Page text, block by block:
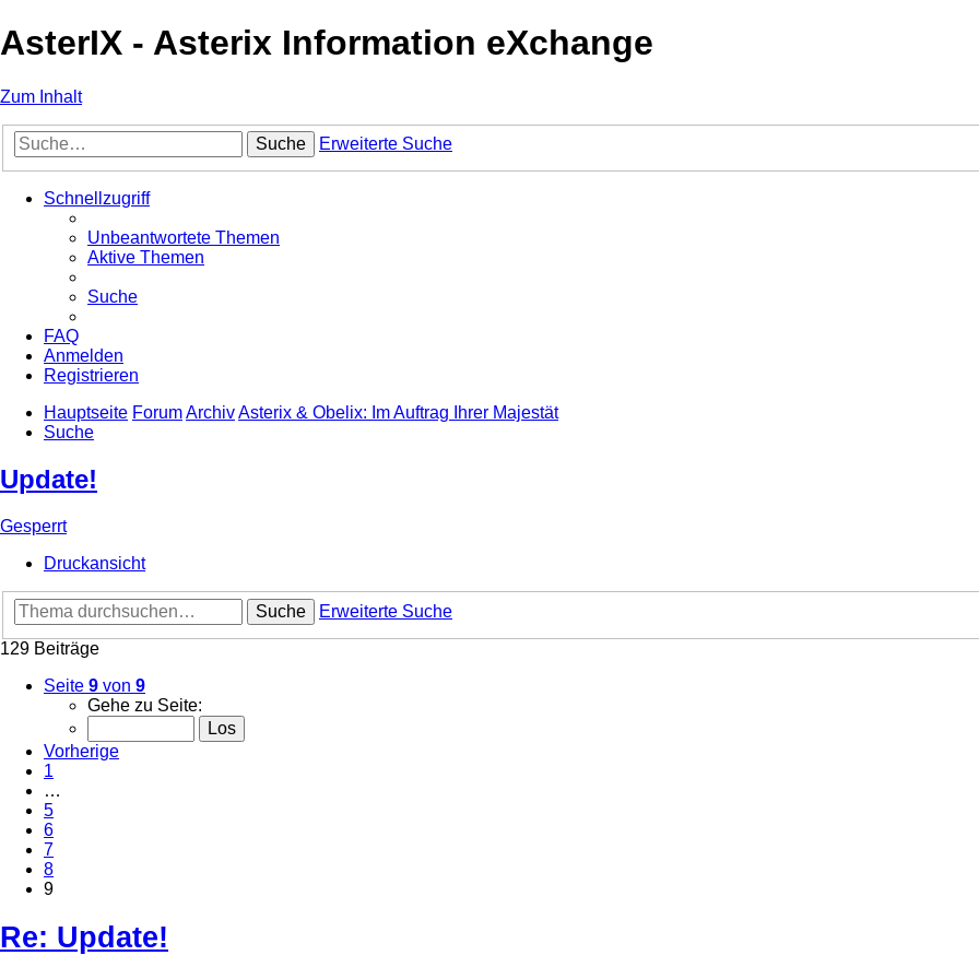
AsterIX - Asterix Information eXchange
Zum Inhalt
Suche Erweiterte Suche
Schnellzugriff
Unbeantwortete Themen
Aktive Themen
Suche
FAQ
Anmelden
Registrieren
Hauptseite ForumArchivAsterix & Obelix: Im Auftrag Ihrer Majestät
Suche
Update!
Gesperrt
Druckansicht
Suche
Erweiterte Suche
129 Beiträge
Seite 9 von 9
Gehe zu Seite:
Vorherige
1
…
5
6
7
8
9
Re: Update!